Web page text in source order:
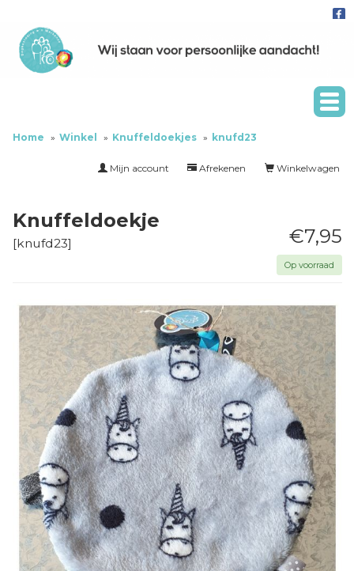
Home Winkel Knuffeldoekjes knufd23
Winkelwagen
Afrekenen
Mijn account
€7,95
Op voorraad
Knuffeldoekje
[knufd23]